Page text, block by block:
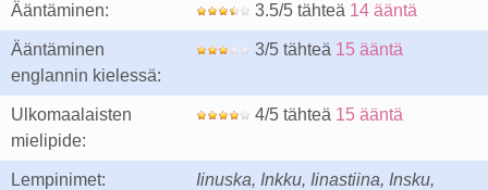
Ääntäminen: 3.5/5 tähteä 14 ääntä
Ääntäminen
englannin kielessä:
3/5 tähteä 15 ääntä
Ulkomaalaisten
mielipide:
4/5 tähteä 15 ääntä
Lempinimet:
Iinuska, Inkku, Iinastiina, Insku,